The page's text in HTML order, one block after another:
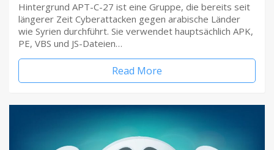
Hintergrund APT-C-27 ist eine Gruppe, die bereits seit
längerer Zeit Cyberattacken gegen arabische Länder
wie Syrien durchführt. Sie verwendet hauptsächlich APK,
PE, VBS und JS-Dateien…
Read More